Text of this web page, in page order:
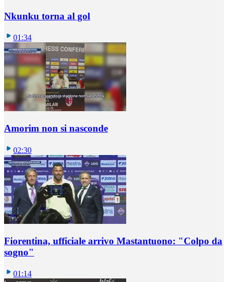
Nkunku torna al gol
01:34
Amorim non si nasconde
02:30
Fiorentina, ufficiale arrivo Mastantuono: "Colpo da
sogno"
01:14